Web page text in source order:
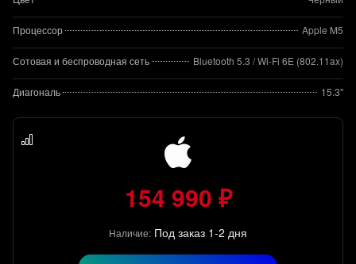
Процессор Apple M5
Сотовая и беспроводная сеть Bluetooth 5.3 / Wi-Fi 6E (802.11ax)
Диагональ 15.3"
154 990 ₽
Наличие: Под заказ 1-2 дня